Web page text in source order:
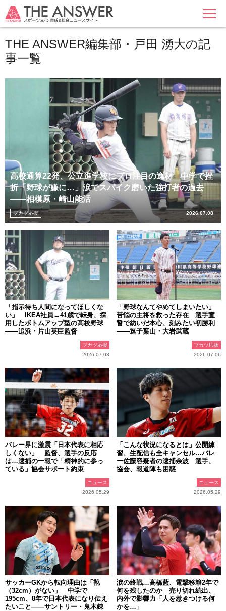
MENU
THE ANSWER編集部・戸田 湧大の記
事一覧
高校通算22発、公立進学校にプロ注目の逸材 中学で挫
折「野球が嫌に…」涙でスパイク磨いた強打者の過去
――相模原・崎山能活
ブカツ応援 2026.07.08
「指示待ち人間になってほしくな
い」 IKEA社員→41歳で転身、採
用したボトムアップ型の高校野球
――追浜・片山英臣監督
ブカツ応援
2026.07.08
「野球なんてやめてしまいたい」
苦悩の主将を救った存在 選手宣
誓で紡いだ本心、刻みたい初勝利
――逗子葉山・大岩武蔵
ブカツ応援
2026.07.06
バレー界に激震「日本代表に相応
しくない」 監督、選手の反応
は…逮捕の一報で「精神的に参っ
ている」協会サポート約束
ニュース
2026.05.29
「こんな状況になるとは」公開練
習、生配信も全キャンセル…バレ
ー佐藤容疑者の逮捕余波 選手、
協会、報道陣も困惑
ニュース
2026.05.29
サッカーGKから転向理由は「靴
（32cm）がない」 中学で
195cm、8年で日本代表になり伝え
たいこと――サントリー・鬼木錬
涙の終戦…高橋藍、電撃移籍2年で
何を残したのか 売り切れ続出、
内外で影響力「人を惹きつける何
かを…」